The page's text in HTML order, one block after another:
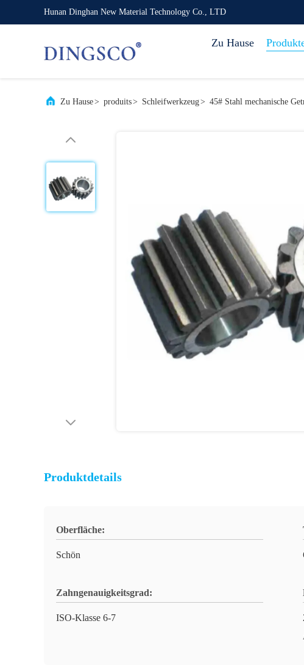
Hunan Dinghan New Material Technology Co., LTD
Zu Hause
Zu Hause> produits> Schleifwerkzeug> 45# Stahl mechanische
Produktdetails
Oberfläche:
Schön
Zahngenauigkeitsgrad:
ISO-Klasse 6-7